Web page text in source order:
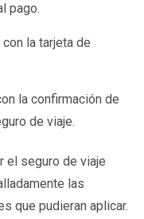
pago.
la tarjeta de
la confirmación de
de viaje.
el seguro de viaje
las
que pudieran aplicar.